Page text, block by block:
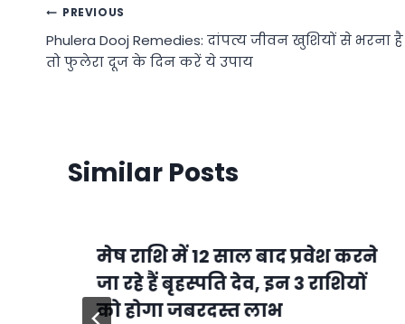
Post
navigation
PREVIOUS
Phulera Dooj Remedies: दांपत्य जीवन खुशियों से भरना है
तो फुलेरा दूज के दिन करें ये उपाय
Similar Posts
मेष राशि में 12 साल बाद प्रवेश करने
जा रहे हैं बृहस्पति देव, इन 3 राशियों
को होगा जबरदस्त लाभ